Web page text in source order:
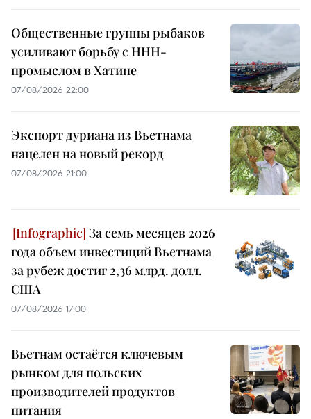
Общественные группы рыбаков
усиливают борьбу с ННН-
промыслом в Хатине
07/08/2026 22:00
Экспорт дуриана из Вьетнама
нацелен на новый рекорд
07/08/2026 21:00
За семь месяцев 2026
года объем инвестиций Вьетнама
за рубеж достиг 2,36 млрд. долл.
США
07/08/2026 17:00
Вьетнам остаётся ключевым
рынком для польских
производителей продуктов
питания